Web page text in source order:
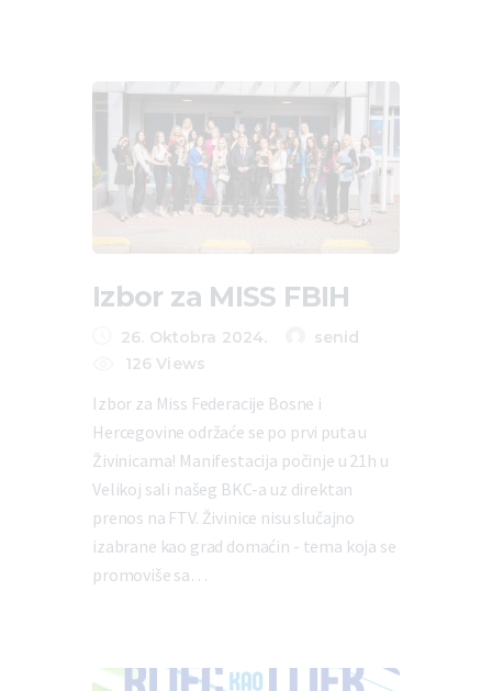
Izbor za MISS FBIH
26. Oktobra 2024.
senid
126 Views
Izbor za Miss Federacije Bosne i
Hercegovine održaće se po prvi puta u
Živinicama! Manifestacija počinje u 21h u
Velikoj sali našeg BKC-a uz direktan
prenos na FTV. Živinice nisu slučajno
izabrane kao grad domaćin - tema koja se
promoviše sa…